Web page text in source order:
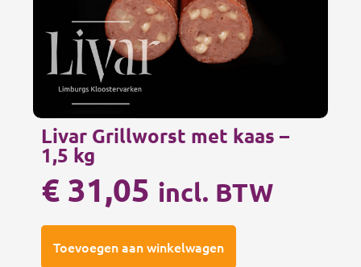
Livar Grillworst met kaas –
1,5 kg
€ 31,05 incl. BTW
Toevoegen aan winkelwagen